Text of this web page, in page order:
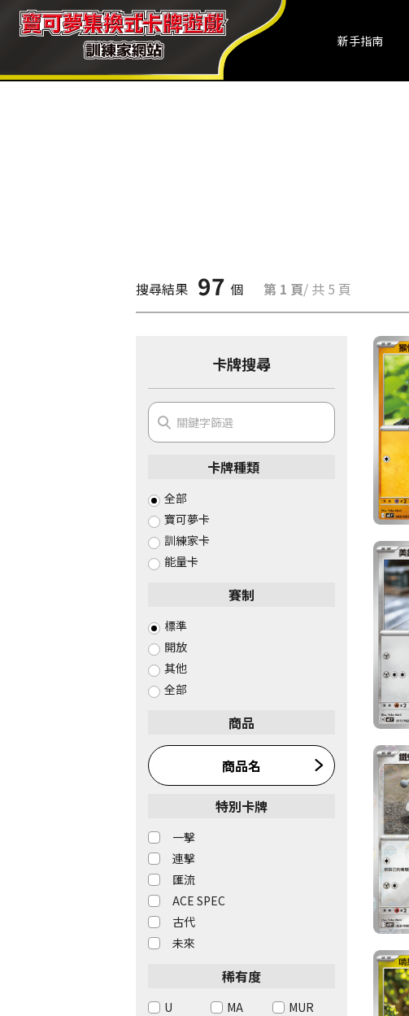
新手指南
搜尋結果 97 個 第 1 頁/ 共 5 頁
卡牌搜尋
卡牌種類
全部
寶可夢卡
訓練家卡
能量卡
賽制
標準
開放
其他
全部
商品
商品名
特別卡牌
一擊
連擊
匯流
ACE SPEC
古代
未來
稀有度
U MA
MUR